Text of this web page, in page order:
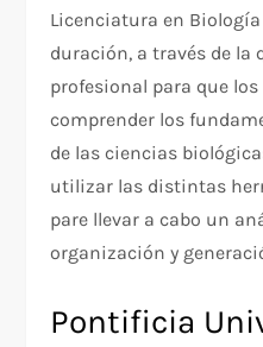
Licenciatura en
duración, a través de la
profesional para que
comprender los
de las ciencias
utilizar las distintas
pare llevar a cabo un
organización y
Pontificia